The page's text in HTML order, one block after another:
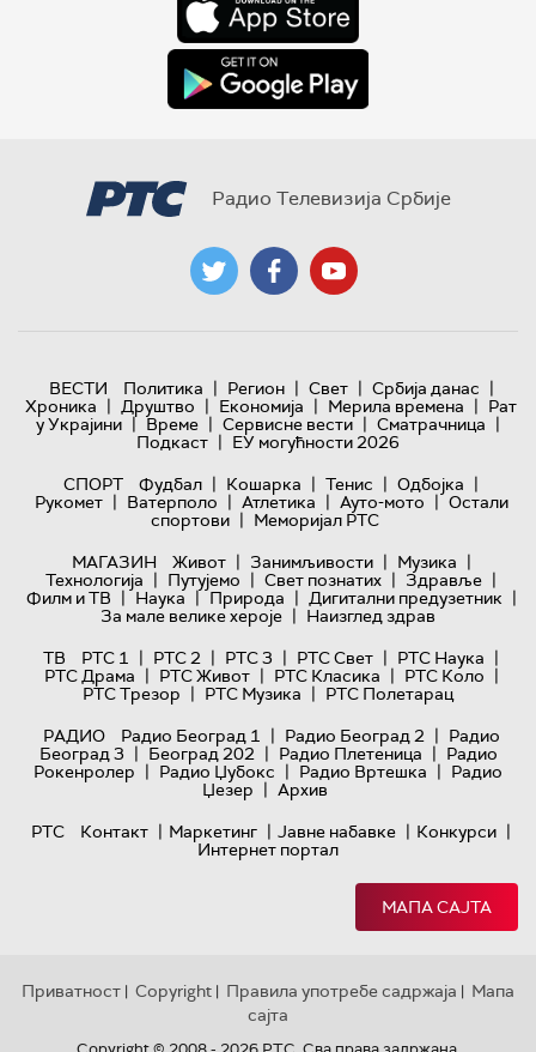
Радио Телевизија Србије
ВЕСТИ Политика | Регион | Свет | Србија данас |
Хроника | Друштво | Економија | Мерила времена | Рат
у Украјини | Време | Сервисне вести | Сматрачница |
Подкаст | ЕУ могућности 2026
СПОРТ
Фудбал | Кошарка | Тенис | Одбојка |
Рукомет | Ватерполо | Атлетика | Ауто-мото | Остали
спортови | Меморијал РТС
МАГАЗИН
Живот | Занимљивости | Музика |
Технологијa | Путујемо | Свет познатих | Здравље |
Филм и ТВ | Наука | Природа | Дигитални предузетник |
За мале велике хероје | Наизглед здрав
ТВ
РТС 1 | РТС 2 | РТС 3 | РТС Свет | РТС Наука |
РТС Драма | РТС Живот | РТС Класика | РТС Коло |
РТС Трезор | РТС Музика | РТС Полетарац
РАДИО
Радио Београд 1 | Радио Београд 2 | Радио
Београд 3 | Београд 202 | Радио Плетеница | Радио
Рокенролер | Радио Џубокс | Радио Вртешка | Радио
Џезер | Архив
РТС
Контакт | Маркетинг | Јавне набавке | Конкурси |
Интернет портал
МАПА САЈТА
Приватност | Copyright | Правила употребе садржаја | Мапа
сајта